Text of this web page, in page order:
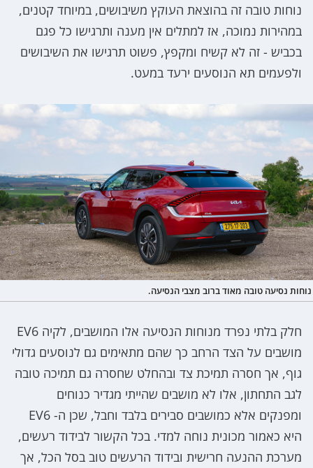
נוחות טובה זה בהוצאת העוקץ משיבושים, במיוחד קטנים,
במהירות נמוכה, אז למתלים אין מענה ותרגישו כל פגם
בכביש - זה לא קשיח ומקפץ, פשוט תרגישו את השיבושים
ולפעמים תא הנוסעים ירעד במעט.
נוחות נסיעה טובה מאוד ברוב מצבי הנסיעה.
חלק בלתי נפרד מנוחות הנסיעה אלו המושבים, לקיה EV6
מושבים על הצד הרחב כך שהם מתאימים גם לנוסעים גדולי
גוף, אך חסרה תמיכת צד ובהחלט שחסרה גם תמיכה טובה
לגב התחתון, אלו לא מושבים שהייתי מגדיר כנוחים
ומפנקים אלא כמושבים סבירים בלבד וחבל, שכן ה- EV6
היא כאמור מכונית נוחה למדי. בכל הקשור לבידוד רעשים,
מערכת ההנעה חרישית ובידוד הרעשים טוב בסל הכל, אך